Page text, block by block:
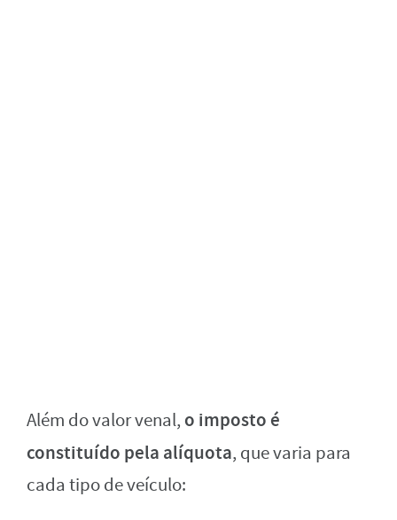
Além do valor venal, o imposto é
constituído pela alíquota, que varia para
cada tipo de veículo: